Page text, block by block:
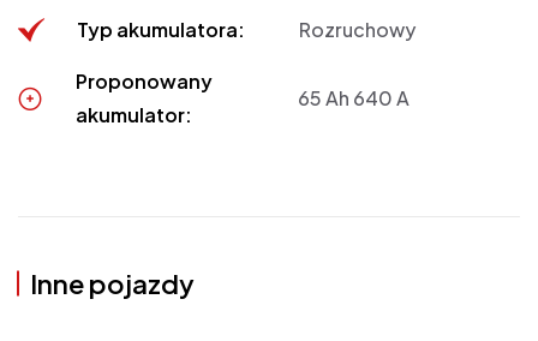
Typ akumulatora: Rozruchowy
Proponowany
akumulator:
65 Ah 640 A
Inne pojazdy